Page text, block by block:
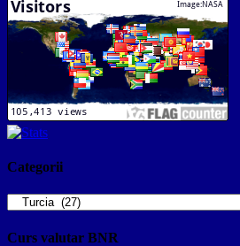
Categorii
Categorii
Curs valutar BNR